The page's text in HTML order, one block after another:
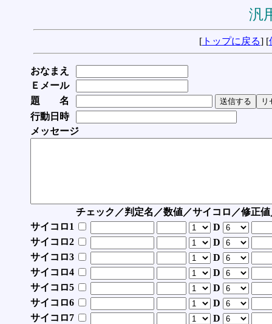
汎
[ トップに戻る] [
おなまえ
Ｅメール
題 名
行動日時
メッセージ
チェック／判定名／数値／サイコロ／修正
サイコロ1
D
サイコロ2
D
サイコロ3
D
サイコロ4
D
サイコロ5
D
サイコロ6
D
サイコロ7
D